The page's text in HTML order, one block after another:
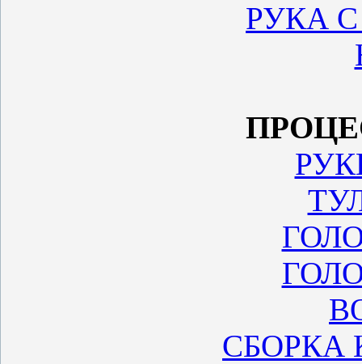
РУКА
СБОРКА